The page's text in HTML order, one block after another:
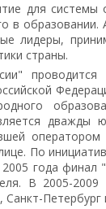
для системы
в образовании.
лидеры,
страны.
дважды
По
года финал
В 2005-2009
Санкт-